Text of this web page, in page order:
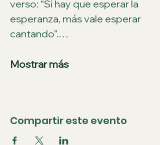
verso: “Si hay que esperar la
esperanza, más vale esperar
cantando”.…
Mostrar más
Compartir este evento